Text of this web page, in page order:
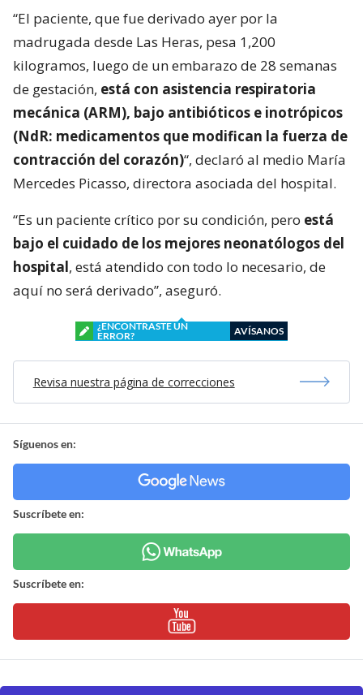
“El paciente, que fue derivado ayer por la
madrugada desde Las Heras, pesa 1,200
kilogramos, luego de un embarazo de 28 semanas
de gestación, está con asistencia respiratoria
mecánica (ARM), bajo antibióticos e inotrópicos
(NdR: medicamentos que modifican la fuerza de
contracción del corazón)“, declaró al medio María
Mercedes Picasso, directora asociada del hospital.
“Es un paciente crítico por su condición, pero está
bajo el cuidado de los mejores neonatólogos del
hospital, está atendido con todo lo necesario, de
aquí no será derivado”, aseguró.
¿ENCONTRASTE UN
ERROR?
AVÍSANOS
Revisa nuestra página de correcciones
Síguenos en:
Suscríbete en:
Suscríbete en: